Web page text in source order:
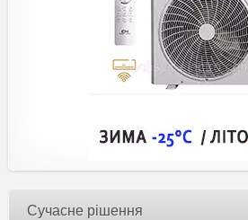
Сучасне рішення